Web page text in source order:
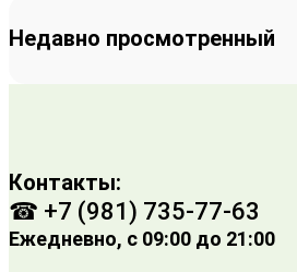
Недавно просмотренный
Контакты:
☎ +7 (981) 735-77-63
Ежедневно, с 09:00 до 21:00